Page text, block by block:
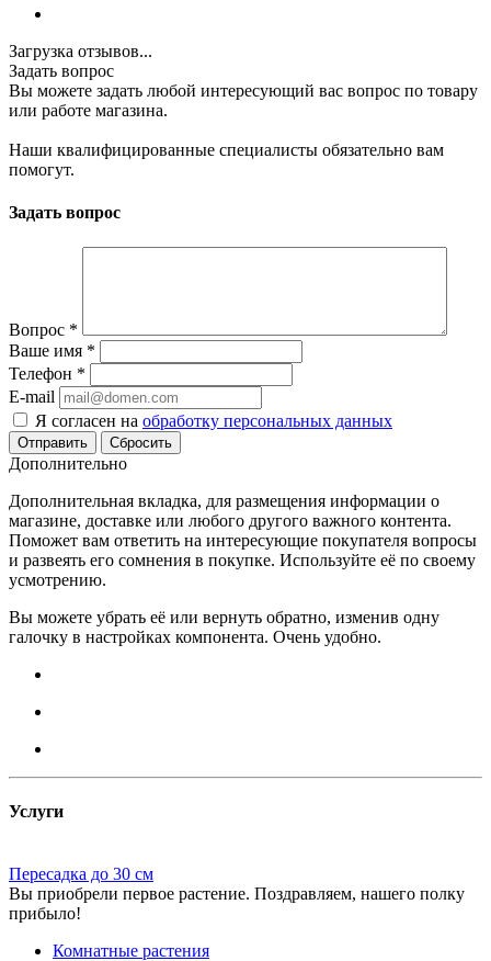
Загрузка отзывов...
Задать вопрос
Вы можете задать любой интересующий вас вопрос по товару
или работе магазина.
Наши квалифицированные специалисты обязательно вам
помогут.
Задать вопрос
Вопрос *
Ваше имя *
Телефон *
E-mail
Я согласен на обработку персональных данных
Сбросить
Дополнительно
Дополнительная вкладка, для размещения информации о
магазине, доставке или любого другого важного контента.
Поможет вам ответить на интересующие покупателя вопросы
и развеять его сомнения в покупке. Используйте её по своему
усмотрению.
Вы можете убрать её или вернуть обратно, изменив одну
галочку в настройках компонента. Очень удобно.
Услуги
Пересадка до 30 см
Вы приобрели первое растение. Поздравляем, нашего полку
прибыло!
Комнатные растения